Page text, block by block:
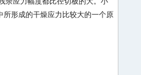
所形成的干燥应力比较大的一个原